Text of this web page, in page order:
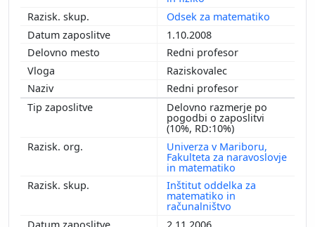
Odsek za matematiko
1.10.2008
Redni profesor
Raziskovalec
Redni profesor
Delovno razmerje po
pogodbi o zaposlitvi
(10%, RD:10%)
Univerza v Mariboru,
Fakulteta za naravoslovje
in matematiko
Inštitut oddelka za
matematiko in
računalništvo